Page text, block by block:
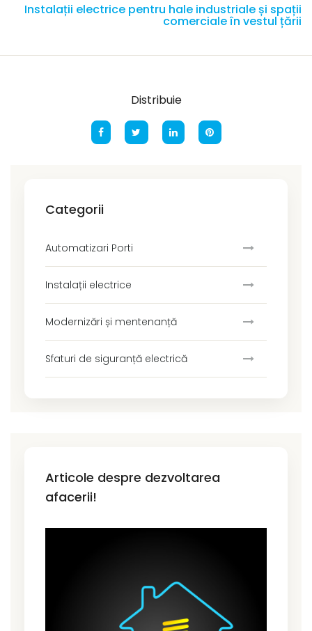
Instalații electrice pentru hale industriale și spații
comerciale în vestul țării
Distribuie
Categorii
Automatizari Porti
Instalații electrice
Modernizări și mentenanță
Sfaturi de siguranță electrică
Articole despre dezvoltarea
afacerii!